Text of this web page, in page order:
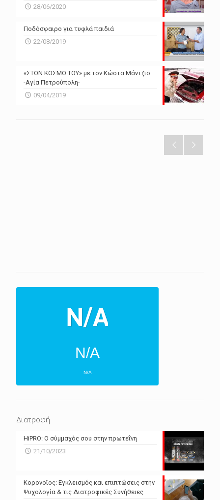
28/06/2020
Ποδόσφαιρο για τυφλά παιδιά
22/08/2019
«ΣΤΟΝ ΚΟΣΜΟ ΤΟΥ» με τον Κώστα Μάντζιο
-Αγία Πετρούπολη-
09/04/2019
N/A
N/A
N/A
Powered by Forecast.io
Διατροφή
HiPRO: Ο σύμμαχός σου στην πρωτεΐνη
21/10/2023
Κορονοϊος: Εγκλεισμός και επιπτώσεις στην
Ψυχολογία & τις Διατροφικές Συνήθειες